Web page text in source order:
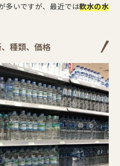
多いですが、最近では軟水の水
種類、価格